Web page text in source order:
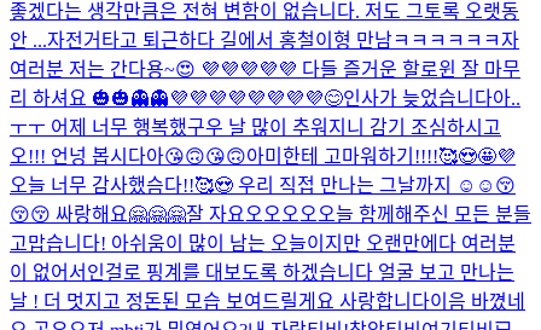
좋겠다는 생각만큼은 전혀 변함이 없습니다. 저도 그토록 오랫동
안 ...자전거타고 퇴근하다 길에서 홍철이형 만남ㅋㅋㅋㅋㅋㅋ자
여러분 저는 간다용~😍 💜💜💜💜💜 다들 즐거운 할로윈 잘 마무
리 하셔요 🎃🎃👻👻💜💜💜💜💜💜💜💜😊인사가 늦었습니다아..
ㅜㅜ 어제 너무 행복했구우 날 많이 추워지니 감기 조심하시고
오!!! 언넝 봅시다아😘🙃😘🙃아미한테 고마워하기!!!!🥰😍🤩💜
오늘 너무 감사했슴다!!🥰😍 우리 직접 만나는 그날까지 ☺☺😚
😚😚 싸랑해요🤗🤗🤗잘 자요오오오오 오늘 함께해주신 모든 분들
고맙습니다! 아쉬움이 많이 남는 오늘이지만 오랜만에다 여러분
이 없어서인걸로 핑계를 대보도록 하겠습니다 얼굴 보고 만나는
날 ! 더 멋지고 정돈된 모습 보여드릴게요 사랑합니다이 음 바꼈네